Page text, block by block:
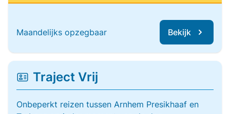
Maandelijks opzegbaar Bekijk
Traject Vrij
Onbeperkt reizen tussen Arnhem Presikhaaf en